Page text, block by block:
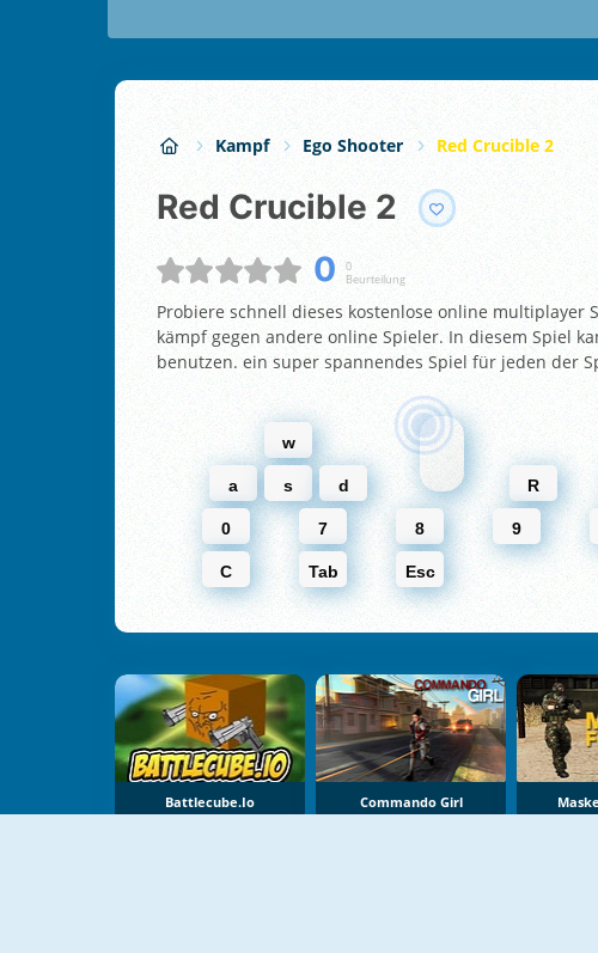
Kampf Ego Shooter Red Crucible 2
Red Crucible 2
0
0
Beurteilung
Probiere schnell dieses kostenlose online multiplayer
kämpf gegen andere online Spieler. In diesem Spiel
benutzen. ein super spannendes Spiel für jeden der
w
a s d R
0 7 8 9
C Tab Esc
Battlecube.io Commando Girl